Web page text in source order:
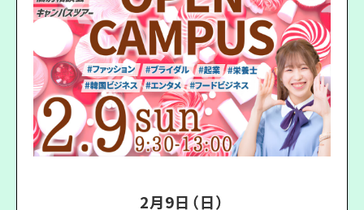
2月9日（日）